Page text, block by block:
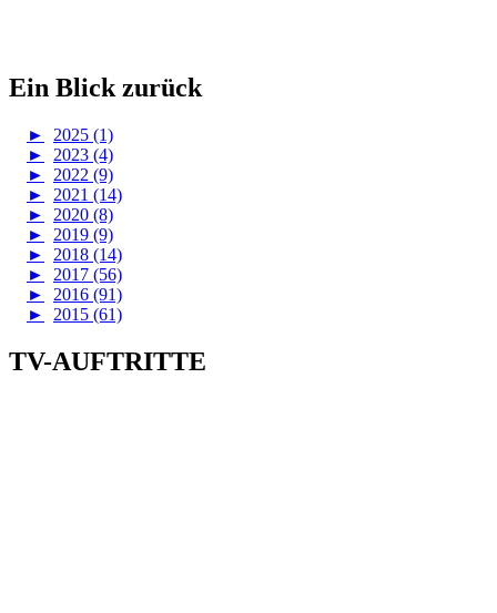
Ein Blick zurück
►
2025 (1)
►
2023 (4)
►
2022 (9)
►
2021 (14)
►
2020 (8)
►
2019 (9)
►
2018 (14)
►
2017 (56)
►
2016 (91)
►
2015 (61)
TV-AUFTRITTE